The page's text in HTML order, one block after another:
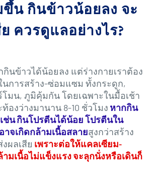
ส่วนทางธุรกิจของเรา
Social
revamp
าจอ
ขึ้น กินข้าวน้อยลง จะ
ควรดูแลอย่างไร?
นข้าวได้น้อยลง แต่ร่างกายเราต้อง
นการสร้าง-ซ่อมแซม ทั้งกระดูก,
โมน, ภูมิคุ้มกัน โดยเฉพาะในมื้อเช้า
องว่างมานาน 8-10 ชั่วโมง หากกิน
ช่น กินโปรตีนได้น้อย โปรตีนใน
าจเกิดกล้ามเนื้อสลายสูงกว่าสร้าง
ผลเสีย เพราะต่อให้แคลเซียม-
มเนื้อไม่แข็งแรง จะลุกนั่งหรือเดินก็